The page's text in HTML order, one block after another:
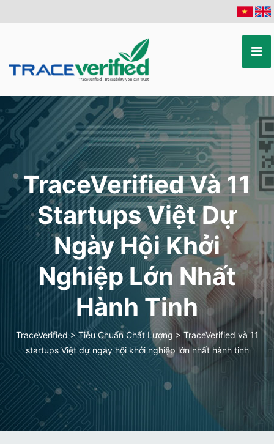
TraceVerified Và 11
Startups Việt Dự
Ngày Hội Khởi
Nghiệp Lớn Nhất
Hành Tinh
TraceVerified>Tiêu Chuẩn Chất Lượng >TraceVerified và 11
startups Việt dự ngày hội khởi nghiệp lớn nhất hành tinh